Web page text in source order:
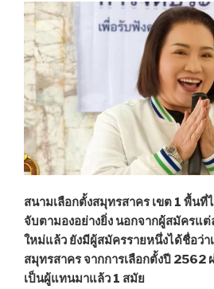
อุบัติเหตุ
ใหญ่
พิเศษฯ
ควร
เปิด
ถึง
วัด
สนามเลือกตั้งสมุทรสาคร เขต 1 พื้น
จับตามองอย่างยิ่ง นอกจากผู้สมัครแ
ใหม่แล้ว ยังมีผู้สมัครรายหนึ่งได้ชื่อว่
สมุทรสาคร จากการเลือกตั้งปี 2562
เป็นผู้แทนมาแล้ว 1 สมัย